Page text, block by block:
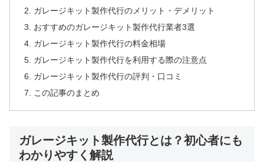
ガレージキット製作代行のメリット・デメリット
おすすめのガレージキット製作代行業者3選
ガレージキット製作代行の料金相場
ガレージキット製作代行を利用する際の注意点
ガレージキット製作代行の評判・口コミ
この記事のまとめ
ガレージキット製作代行とは？初心者にも
わかりやすく解説